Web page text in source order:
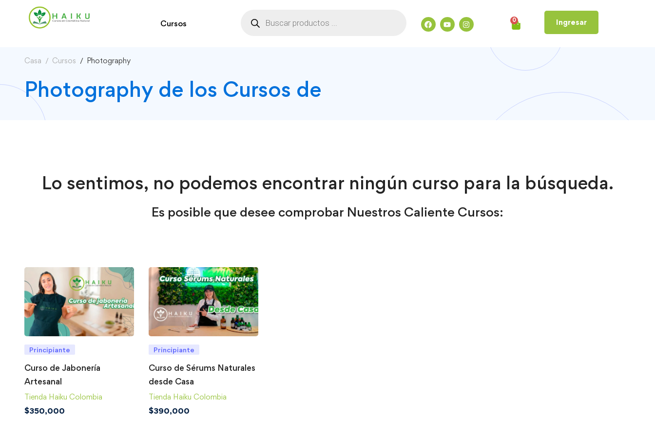
Cursos 0 Ingresar
Casa Cursos Photography
Photography de los Cursos de
Lo sentimos, no podemos encontrar ningún curso para la búsqueda.
Es posible que desee comprobar Nuestros Caliente Cursos:
Principiante
Curso de Jabonería
Artesanal
Tienda Haiku Colombia
$350,000
Principiante
Curso de Sérums Naturales
desde Casa
Tienda Haiku Colombia
$390,000